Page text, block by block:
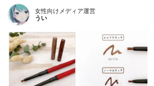
女性向けメディア運営
うい